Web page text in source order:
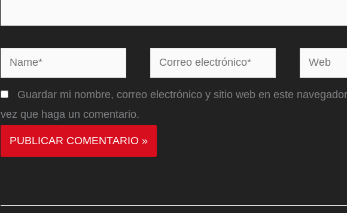
Name*
Correo
electrónico*
Web
Guardar mi nombre, correo electrónico y sitio web en este
vez que haga un comentario.